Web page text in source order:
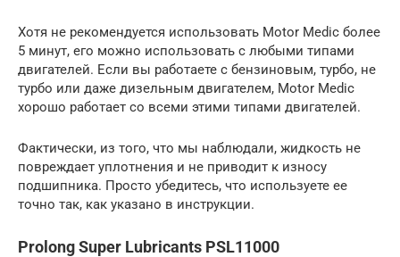
Хотя не рекомендуется использовать Motor Medic более
5 минут, его можно использовать с любыми типами
двигателей. Если вы работаете с бензиновым, турбо, не
турбо или даже дизельным двигателем, Motor Medic
хорошо работает со всеми этими типами двигателей.
Фактически, из того, что мы наблюдали, жидкость не
повреждает уплотнения и не приводит к износу
подшипника. Просто убедитесь, что используете ее
точно так, как указано в инструкции.
Prolong Super Lubricants PSL11000